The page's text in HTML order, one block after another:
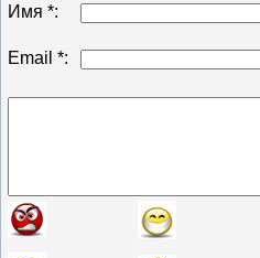
Имя *:
Email *: